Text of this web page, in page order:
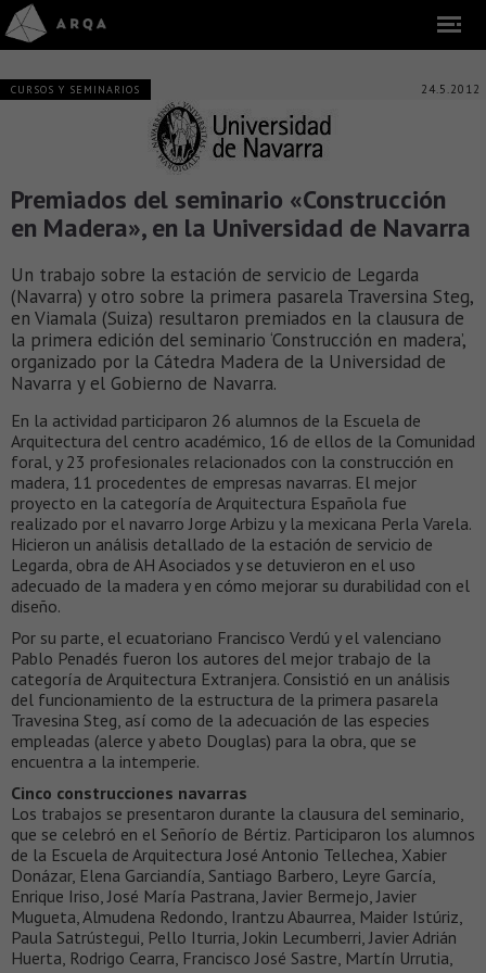
CURSOS Y SEMINARIOS 24.5.2012
Premiados del seminario «Construcción
en Madera», en la Universidad de Navarra
Un trabajo sobre la estación de servicio de Legarda
(Navarra) y otro sobre la primera pasarela Traversina Steg,
en Viamala (Suiza) resultaron premiados en la clausura de
la primera edición del seminario ‘Construcción en madera’,
organizado por la Cátedra Madera de la Universidad de
Navarra y el Gobierno de Navarra.
En la actividad participaron 26 alumnos de la Escuela de
Arquitectura del centro académico, 16 de ellos de la Comunidad
foral, y 23 profesionales relacionados con la construcción en
madera, 11 procedentes de empresas navarras. El mejor
proyecto en la categoría de Arquitectura Española fue
realizado por el navarro Jorge Arbizu y la mexicana Perla Varela.
Hicieron un análisis detallado de la estación de servicio de
Legarda, obra de AH Asociados y se detuvieron en el uso
adecuado de la madera y en cómo mejorar su durabilidad con el
diseño.
Por su parte, el ecuatoriano Francisco Verdú y el valenciano
Pablo Penadés fueron los autores del mejor trabajo de la
categoría de Arquitectura Extranjera. Consistió en un análisis
del funcionamiento de la estructura de la primera pasarela
Travesina Steg, así como de la adecuación de las especies
empleadas (alerce y abeto Douglas) para la obra, que se
encuentra a la intemperie.
Cinco construcciones navarras
Los trabajos se presentaron durante la clausura del seminario,
que se celebró en el Señorío de Bértiz. Participaron los alumnos
de la Escuela de Arquitectura José Antonio Tellechea, Xabier
Donázar, Elena Garciandía, Santiago Barbero, Leyre García,
Enrique Iriso, José María Pastrana, Javier Bermejo, Javier
Mugueta, Almudena Redondo, Irantzu Abaurrea, Maider Istúriz,
Paula Satrústegui, Pello Iturria, Jokin Lecumberri, Javier Adrián
Huerta, Rodrigo Cearra, Francisco José Sastre, Martín Urrutia,